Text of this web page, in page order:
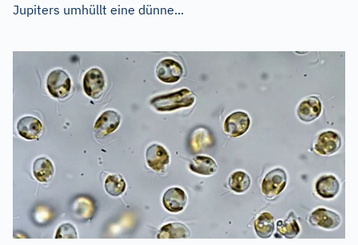
Jupiters umhüllt eine dünne...